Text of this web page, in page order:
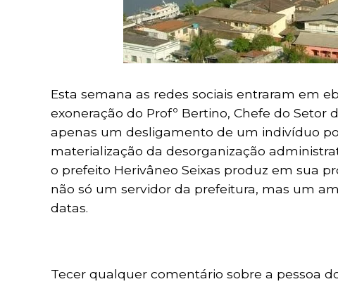
Esta semana as redes sociais entraram em
exoneração do Profº Bertino, Chefe do Setor
apenas um desligamento de um indivíduo
materialização da desorganização
o prefeito Herivâneo Seixas produz em sua
não só um servidor da prefeitura, mas um
datas.
Tecer qualquer comentário sobre a pessoa